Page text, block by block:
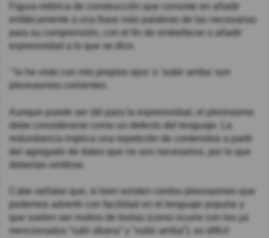
Figura retórica de construcción que consiste en añadir
enfáticamente a una frase más palabras de las necesarias
para su comprensión, con el fin de embellecer o añadir
expresividad a lo que se dice.
"‘lo he visto con mis propios ojos’ o ‘subir arriba’ son
pleonasmos corrientes.
Aunque puede ser útil para la expresividad, el pleonasmo
debe considerarse como un defecto del lenguaje. La
redundancia implica una repetición de contenidos a partir
del agregado de datos que no son necesarios, por lo que
deberían omitirse.
Cabe señalar que, si bien existen ciertos pleonasmos que
podemos advertir con facilidad en el lenguaje popular y
que suelen ser motivo de burlas (como ocurre con los ya
mencionados “salir afuera” y “subir arriba”), es difícil